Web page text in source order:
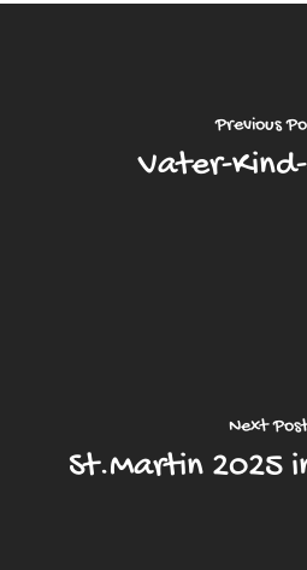
Previous
Vater-
Next
St.Martin 2025